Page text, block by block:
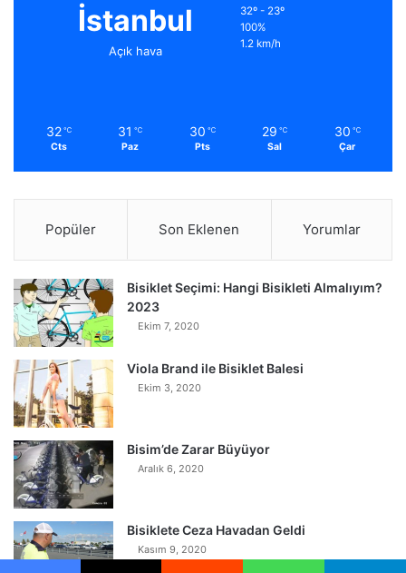
İstanbul
Açık hava
32º - 23º
100%
1.2 km/h
32 ℃
Cts
31 ℃
Paz
30 ℃
Pts
29 ℃
Sal
30 ℃
Çar
Popüler Son Eklenen Yorumlar
Bisiklet Seçimi: Hangi Bisikleti Almalıyım?
2023
Ekim 7, 2020
Viola Brand ile Bisiklet Balesi
Ekim 3, 2020
Bisim’de Zarar Büyüyor
Aralık 6, 2020
Bisiklete Ceza Havadan Geldi
Kasım 9, 2020